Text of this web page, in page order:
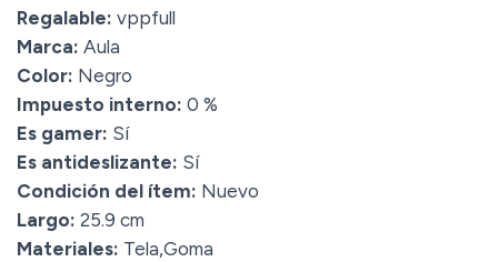
Regalable: vppfull
Marca: Aula
Color: Negro
Impuesto interno: 0 %
Es gamer: Sí
Es antideslizante: Sí
Condición del ítem: Nuevo
Largo: 25.9 cm
Materiales: Tela,Goma